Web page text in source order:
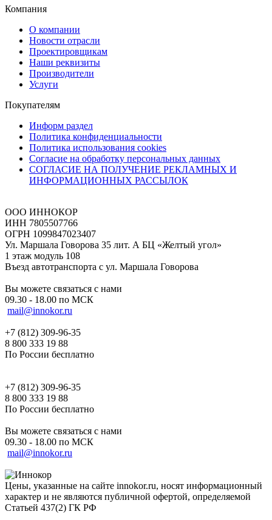
Компания
О компании
Новости отрасли
Проектировщикам
Наши реквизиты
Производители
Услуги
Покупателям
Информ раздел
Политика конфиденциальности
Политика использования cookies
Согласие на обработку персональных данных
СОГЛАСИЕ НА ПОЛУЧЕНИЕ РЕКЛАМНЫХ И
ИНФОРМАЦИОННЫХ РАССЫЛОК
ООО ИННОКОР
ИНН 7805507766
ОГРН 1099847023407
Ул. Маршала Говорова 35 лит. А БЦ «Желтый угол»
1 этаж модуль 108
Въезд автотранспорта с ул. Маршала Говорова
Вы можете связаться с нами
09.30 - 18.00 по МСК
mail@innokor.ru
+7 (812) 309-96-35
8 800 333 19 88
По России бесплатно
+7 (812) 309-96-35
8 800 333 19 88
По России бесплатно
Вы можете связаться с нами
09.30 - 18.00 по МСК
mail@innokor.ru
Цены, указанные на сайте innokor.ru, носят информационный
характер и не являются публичной офертой, определяемой
Статьей 437(2) ГК РФ